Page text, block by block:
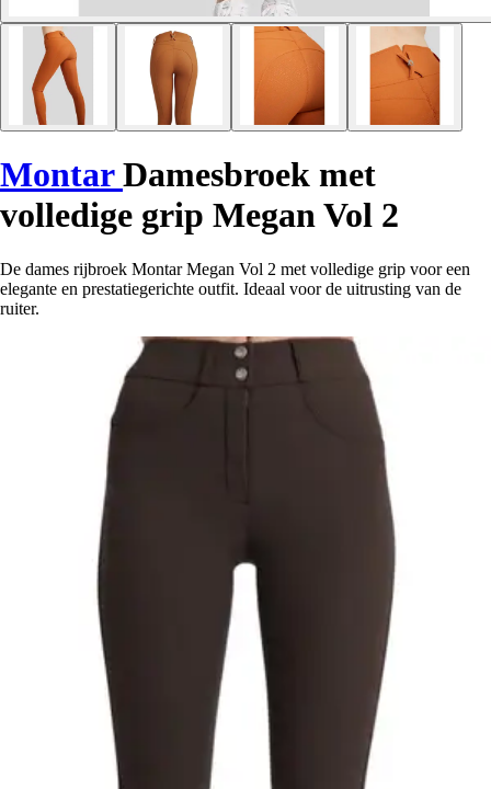
MontarDamesbroek met
volledige grip Megan Vol 2
De dames rijbroek Montar Megan Vol 2 met volledige grip voor een
elegante en prestatiegerichte outfit. Ideaal voor de uitrusting van de
ruiter.